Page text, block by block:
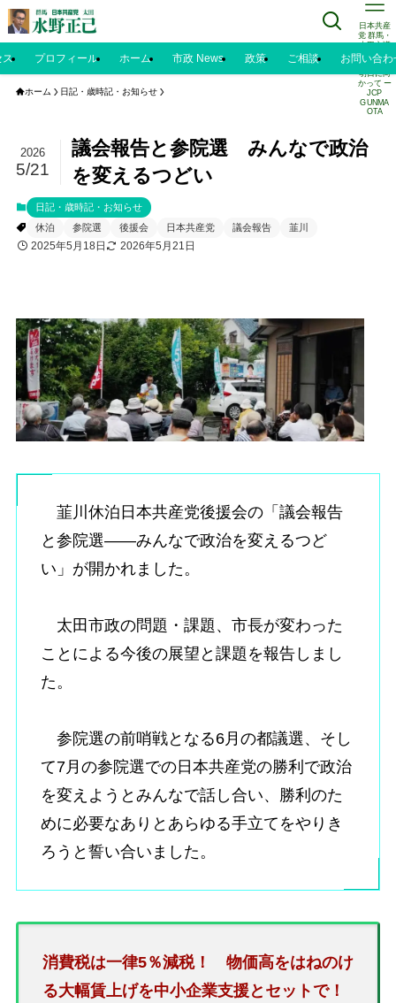
日本共産
党 群馬・
太田市議
水野正己
のブログ |
明日に向
かって ー
JCP
GUNMA
OTA
ス プロフィール ホーム 市政 News 政策 ご相談 お問い合わ
ホーム 日記・歳時記・お知らせ
議会報告と参院選 みんなで政治
を変えるつどい
2026
5/21
日記・歳時記・お知らせ
休泊
参院選 後援会 日本共産党 議会報告 韮川
2025年5月18日 2026年5月21日
韮川休泊日本共産党後援会の「議会報告
と参院選――みんなで政治を変えるつど
い」が開かれました。
太田市政の問題・課題、市長が変わった
ことによる今後の展望と課題を報告しまし
た。
参院選の前哨戦となる6月の都議選、そし
て7月の参院選での日本共産党の勝利で政治
を変えようとみんなで話し合い、勝利のた
めに必要なありとあらゆる手立てをやりき
ろうと誓い合いました。
消費税は一律5％減税！ 物価高をはねのけ
る大幅賃上げを中小企業支援とセットで！